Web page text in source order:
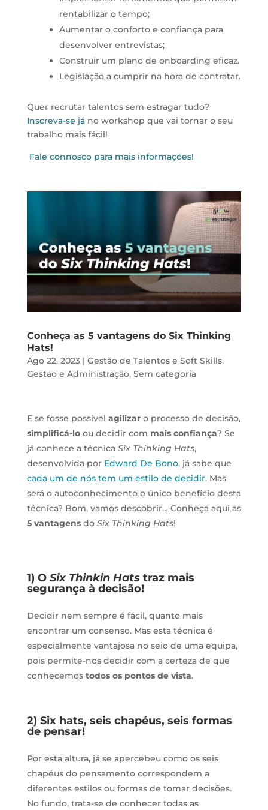
rentabilizar o tempo;
Aumentar o conforto e confiança para
desenvolver entrevistas;
Construir um plano de onboarding eficaz.
Legislação a cumprir na hora de contratar.
Quer recrutar talentos sem estragar tudo?
Inscreva-se jáno workshop que vai tornar o seu
trabalho mais fácil!
Fale connosco para mais informações!
Conheça as 5 vantagens do Six Thinking
Hats!
Ago 22, 2023| Gestão de Talentos e Soft Skills,
Gestão e Administração, Sem categoria
E se fosse possível agilizaro processo de decisão,
simplificá-loou decidir com mais confiança? Se
já conhece a técnica Six Thinking Hats,
desenvolvida por Edward De Bono, já sabe que
cada um de nós tem um estilo de decidir. Mas
será o autoconhecimento o único benefício desta
técnica? Bom, vamos descobrir… Conheça aqui as
5 vantagensdo Six Thinking Hats!
1) O Six Thinkin Hatstraz mais
segurança à decisão!
Decidir nem sempre é fácil, quanto mais
encontrar um consenso. Mas esta técnica é
especialmente vantajosa no seio de uma equipa,
pois permite-nos decidir com a certeza de que
conhecemos todos os pontos de vista.
2) Six hats, seis chapéus, seis formas
de pensar!
Por esta altura, já se apercebeu como os seis
chapéus do pensamento correspondem a
diferentes estilos ou formas de tomar decisões.
No fundo, trata-se de conhecer todas as